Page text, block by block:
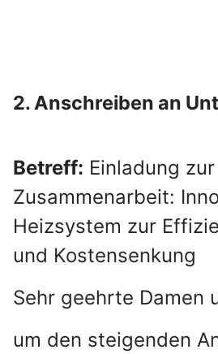
2. Anschreiben an
Betreff: Einladung zur
Zusammenarbeit:
Heizsystem zur
und Kostensenkung
Sehr geehrte Damen
um den steigenden